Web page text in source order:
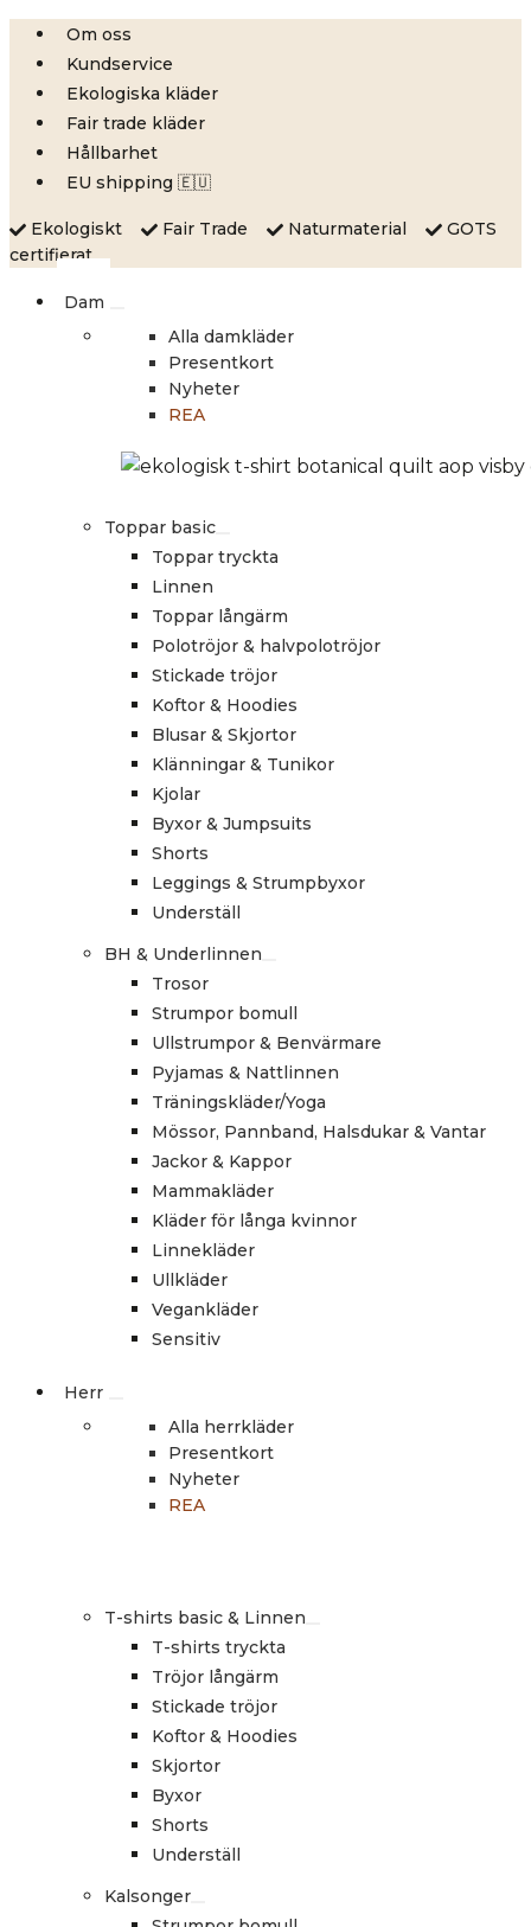
Skip
content
Om oss
Kundservice
Ekologiska kläder
Fair trade kläder
Hållbarhet
EU shipping 🇪🇺
Ekologiskt Fair Trade Naturmaterial
GOTS
certifierat
Dam
Alla damkläder
Presentkort
Nyheter
REA
Toppar basic
Toppar tryckta
Linnen
Toppar långärm
Polotröjor & halvpolotröjor
Stickade tröjor
Koftor & Hoodies
Blusar & Skjortor
Klänningar & Tunikor
Kjolar
Byxor & Jumpsuits
Shorts
Leggings & Strumpbyxor
Underställ
BH & Underlinnen
Trosor
Strumpor bomull
Ullstrumpor & Benvärmare
Pyjamas & Nattlinnen
Träningskläder/Yoga
Mössor, Pannband, Halsdukar & Vantar
Jackor & Kappor
Mammakläder
Kläder för långa kvinnor
Linnekläder
Ullkläder
Vegankläder
Sensitiv
Herr
Alla herrkläder
Presentkort
Nyheter
REA
T-shirts basic & Linnen
T-shirts tryckta
Tröjor långärm
Stickade tröjor
Koftor & Hoodies
Skjortor
Byxor
Shorts
Underställ
Kalsonger